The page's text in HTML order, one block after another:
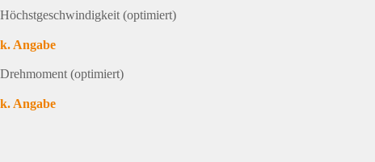
Höchstgeschwindigkeit (optimiert)
k. Angabe
Drehmoment (optimiert)
k. Angabe